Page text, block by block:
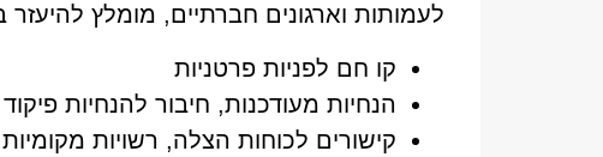
לעמותות וארגונים חברתיים, מומלץ
קו חם לפניות פרטניות
הנחיות מעודכנות, חיבור להנחיות
קישורים לכוחות הצלה, רשויות